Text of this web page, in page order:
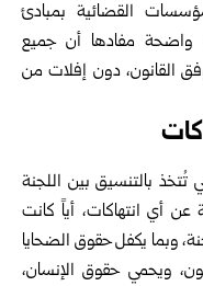
القضائية بمبادئ
‌‏واضحة مفادها أن جميع
القانون، دون إفلات ‌‏من
تُتخذ بالتنسيق بين اللجنة
أي انتهاكات، أياً كانت
وبما يكفل حقوق الضحايا
‌‏ويحمي حقوق الإنسان،